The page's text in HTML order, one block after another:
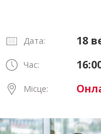
Дата: 18
Час:
Місце: